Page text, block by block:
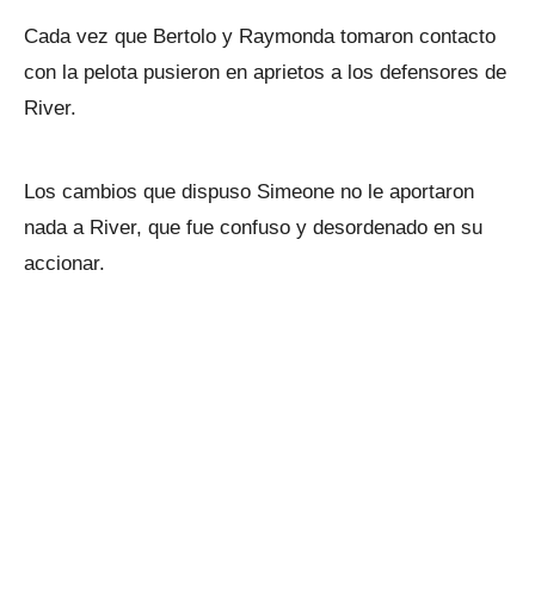
Cada vez que Bertolo y Raymonda tomaron contacto
con la pelota pusieron en aprietos a los defensores de
River.
Los cambios que dispuso Simeone no le aportaron
nada a River, que fue confuso y desordenado en su
accionar.